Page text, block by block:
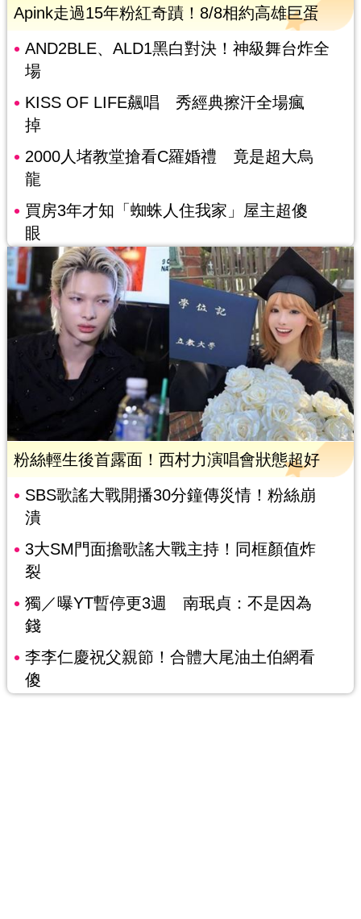
Apink走過15年粉紅奇蹟！8/8相約高雄巨蛋
AND2BLE、ALD1黑白對決！神級舞台炸全
場
KISS OF LIFE飆唱 秀經典擦汗全場瘋
掉
2000人堵教堂搶看C羅婚禮 竟是超大烏
龍
買房3年才知「蜘蛛人住我家」屋主超傻
眼
粉絲輕生後首露面！西村力演唱會狀態超好
SBS歌謠大戰開播30分鐘傳災情！粉絲崩
潰
3大SM門面擔歌謠大戰主持！同框顏值炸
裂
獨／曝YT暫停更3週 南珉貞：不是因為
錢
李李仁慶祝父親節！合體大尾油土伯網看
傻